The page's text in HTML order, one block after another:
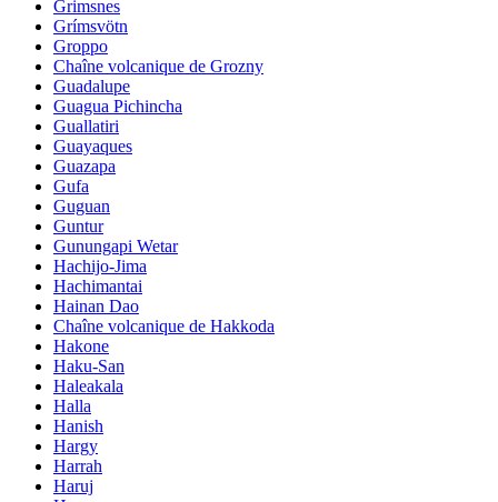
Grimsnes
Grímsvötn
Groppo
Chaîne volcanique de Grozny
Guadalupe
Guagua Pichincha
Guallatiri
Guayaques
Guazapa
Gufa
Guguan
Guntur
Gunungapi Wetar
Hachijo-Jima
Hachimantai
Hainan Dao
Chaîne volcanique de Hakkoda
Hakone
Haku-San
Haleakala
Halla
Hanish
Hargy
Harrah
Haruj